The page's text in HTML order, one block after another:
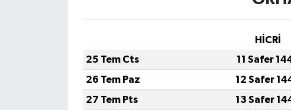
HİCRİ
25 Tem Cts
11 Safer
26 Tem Paz
12 Safer
27 Tem Pts
13 Safer